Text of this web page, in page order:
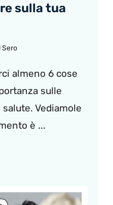
sulla tua
Sero
almeno 6 cose
sulle
Vediamole
è ...